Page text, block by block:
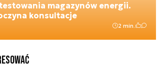
magazynów energii.
konsultacje
2 min.